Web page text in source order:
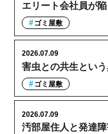
エリート会社員が
ゴミ屋敷
害虫との共生とい
2026.07.09
ゴミ屋敷
汚部屋住人と発達
2026.07.09